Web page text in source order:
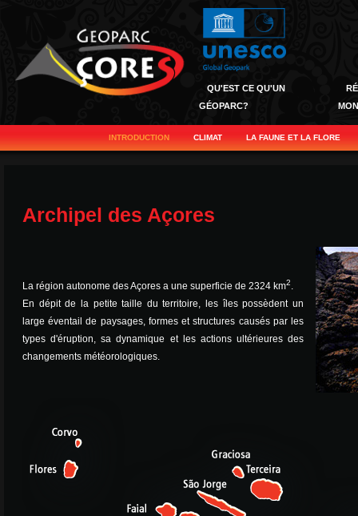
QU'EST CE QU'UN
GÉOPARC?
INTRODUCTION CLIMAT LA FAUNE ET LA FLORE
Archipel des Açores
La région autonome des Açores a une superficie de 2324 km2.
En dépit de la petite taille du territoire, les îles possèdent un
large éventail de paysages, formes et structures causés par les
types d'éruption, sa dynamique et les actions ultérieures des
changements météorologiques.